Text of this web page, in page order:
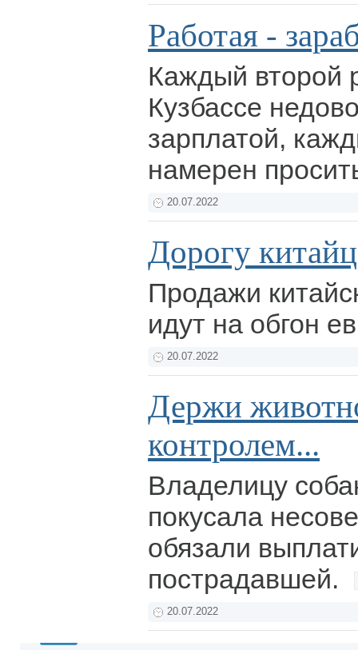
Работая -
Каждый второй
Кузбассе
зарплатой,
намерен
20.07.2022
Дорогу
Продажи
идут на обгон
20.07.2022
Держи
контролем...
Владелицу
покусала
обязали
пострадавшей.
20.07.2022